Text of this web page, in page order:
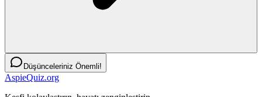
Düşünceleriniz Önemli!
AspieQuiz.org